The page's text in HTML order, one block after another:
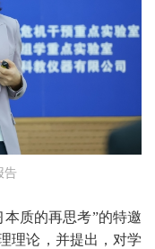
告
质的再思考”的特邀
理论，并提出，对学